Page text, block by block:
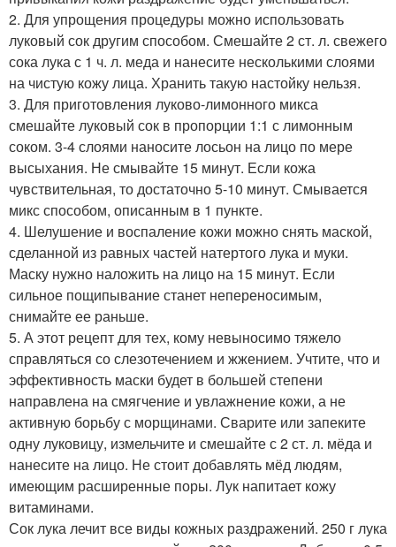
2. Для упрощения процедуры можно использовать
луковый сок другим способом. Смешайте 2 ст. л. свежего
сока лука с 1 ч. л. меда и нанесите несколькими слоями
на чистую кожу лица. Хранить такую настойку нельзя.
3. Для приготовления луково-лимонного микса
смешайте луковый сок в пропорции 1:1 с лимонным
соком. 3-4 слоями наносите лосьон на лицо по мере
высыхания. Не смывайте 15 минут. Если кожа
чувствительная, то достаточно 5-10 минут. Смывается
микс способом, описанным в 1 пункте.
4. Шелушение и воспаление кожи можно снять маской,
сделанной из равных частей натертого лука и муки.
Маску нужно наложить на лицо на 15 минут. Если
сильное пощипывание станет непереносимым,
снимайте ее раньше.
5. А этот рецепт для тех, кому невыносимо тяжело
справляться со слезотечением и жжением. Учтите, что и
эффективность маски будет в большей степени
направлена на смягчение и увлажнение кожи, а не
активную борьбу с морщинами. Сварите или запеките
одну луковицу, измельчите и смешайте с 2 ст. л. мёда и
нанесите на лицо. Не стоит добавлять мёд людям,
имеющим расширенные поры. Лук напитает кожу
витаминами.
Сок лука лечит все виды кожных раздражений. 250 г лука